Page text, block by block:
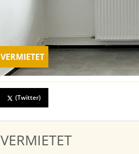
VERMIETET
(Twitter)
VERMIETET